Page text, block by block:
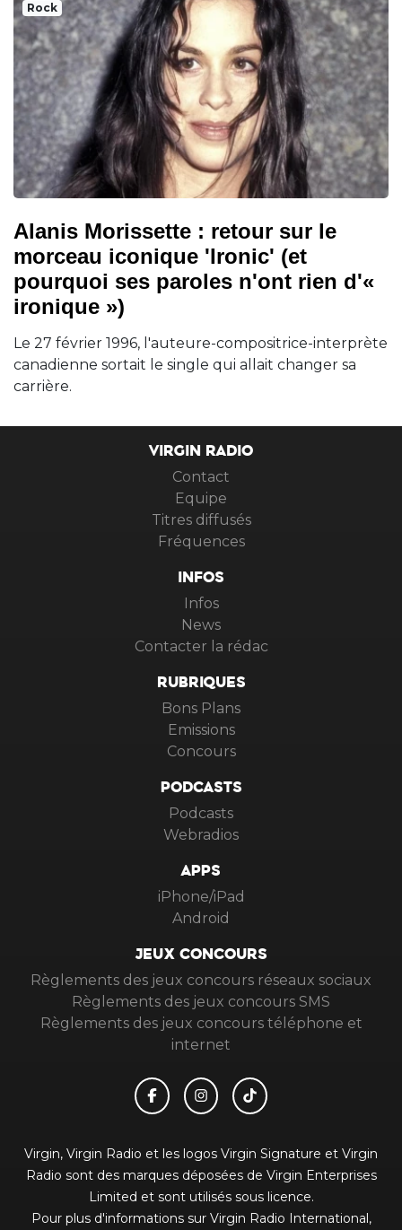
Rock
Alanis Morissette : retour sur le
morceau iconique 'Ironic' (et
pourquoi ses paroles n'ont rien d'«
ironique »)
Le 27 février 1996, l'auteure-compositrice-interprète
canadienne sortait le single qui allait changer sa
carrière.
VIRGIN RADIO
Contact
Equipe
Titres diffusés
Fréquences
INFOS
Infos
News
Contacter la rédac
RUBRIQUES
Bons Plans
Emissions
Concours
PODCASTS
Podcasts
Webradios
APPS
iPhone/iPad
Android
JEUX CONCOURS
Règlements des jeux concours réseaux sociaux
Règlements des jeux concours SMS
Règlements des jeux concours téléphone et
internet
Virgin, Virgin Radio et les logos Virgin Signature et Virgin
Radio sont des marques déposées de Virgin Enterprises
Limited et sont utilisés sous licence.
Pour plus d'informations sur Virgin Radio International,